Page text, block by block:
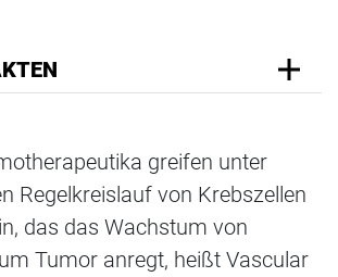
greifen unter
Regelkreislauf von Krebszellen
das das Wachstum von
Tumor anregt, heißt Vascular